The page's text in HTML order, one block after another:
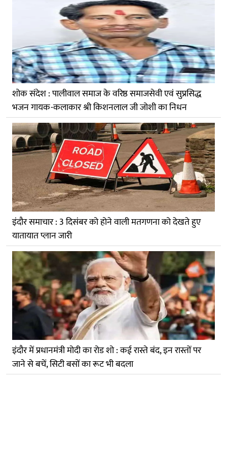
शोक संदेश : पालीवाल समाज के वरिष्ठ समाजसेवी एवं सुप्रसिद्ध
भजन गायक-कलाकार श्री किशनलाल जी जोशी का निधन
इंदौर समाचार : 3 दिसंबर को होने वाली मतगणना को देखते हुए
यातायात प्लान जारी
इंदौर में प्रधानमंत्री मोदी का रोड शो : कई रास्ते बंद, इन रास्तों पर
जाने से बचें, सिटी बसों का रूट भी बदला